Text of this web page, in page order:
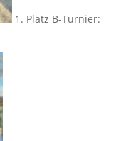
1. Platz B-Turnier: